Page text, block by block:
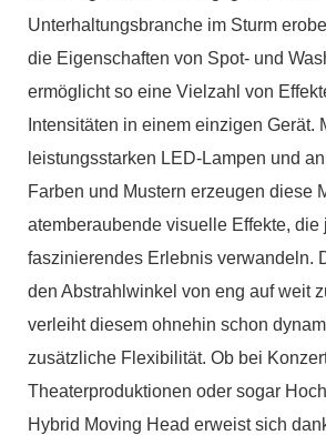
Unterhaltungsbranche im Sturm
die Eigenschaften von Spot- und
ermöglicht so eine Vielzahl von
Intensitäten in einem einzigen Gerät.
leistungsstarken LED-Lampen und
Farben und Mustern erzeugen diese
atemberaubende visuelle Effekte, die
faszinierendes Erlebnis verwandeln.
den Abstrahlwinkel von eng auf weit
verleiht diesem ohnehin schon
zusätzliche Flexibilität. Ob bei
Theaterproduktionen oder sogar
Hybrid Moving Head erweist sich